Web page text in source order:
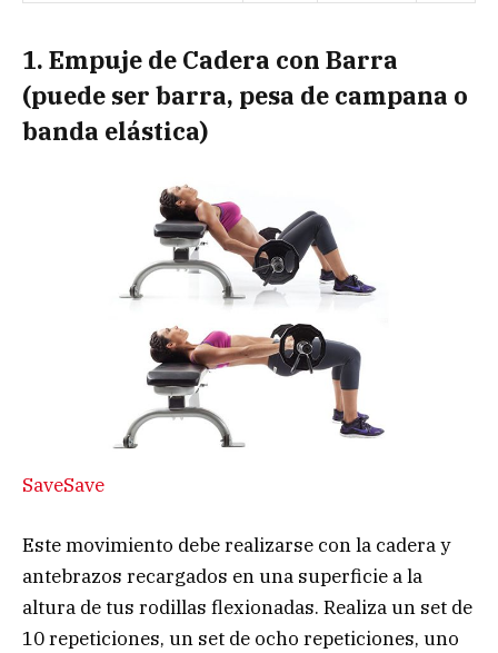
1. Empuje de Cadera con Barra
(puede ser barra, pesa de campana o
banda elástica)
SaveSave
Este movimiento debe realizarse con la cadera y
antebrazos recargados en una superficie a la
altura de tus rodillas flexionadas. Realiza un set de
10 repeticiones, un set de ocho repeticiones, uno